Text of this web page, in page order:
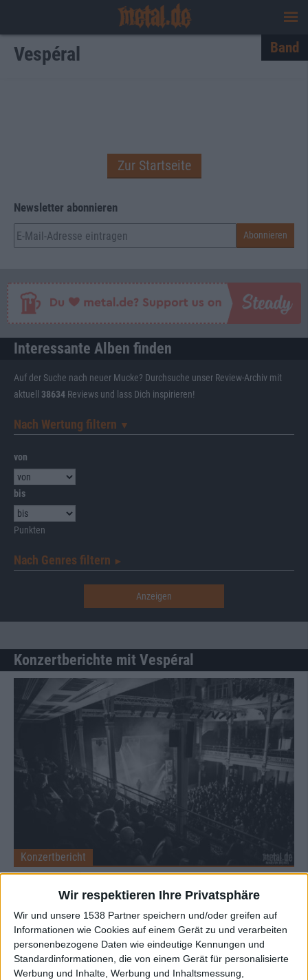
Wir respektieren Ihre Privatsphäre
Wir und unsere 1538 Partner speichern und/oder greifen auf
Informationen wie Cookies auf einem Gerät zu und verarbeiten
personenbezogene Daten wie eindeutige Kennungen und
Standardinformationen, die von einem Gerät für personalisierte
Werbung und Inhalte, Werbung und Inhaltsmessung,
Vespéral Band
Zur Startseite
Newsletter abonnieren
Interessante Alben finden
Auf der Suche nach neuer Mucke? Durchsuche unser Review-Archiv mit
aktuell 38634 Reviews und lass Dich inspirieren!
Nach Wertung filtern ▼︎
von
bis
Punkten
Nach Genres filtern ►︎
Konzertberichte mit Vespéral
Konzertbericht
Fortress Festival 2026
Der große Festivalbericht